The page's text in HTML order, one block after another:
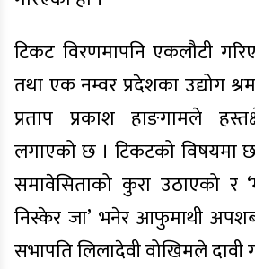
टिकट विरणमापनि एकलौटी
तथा एक नम्वर प्रदेशका उद्योग
प्रताप प्रकाश हाङगामले
लगाएको छ । टिकटको विषयमा
समावेसिताको कुरा उठाएको र
निस्केर जा’ भनेर आफुमाथी
सभापति लिलादेवी वोखिमले दावी